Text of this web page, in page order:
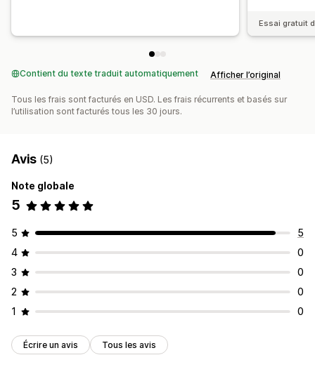
Essai gratuit
Contient du texte traduit automatiquement Afficher l’original
Tous les frais sont facturés en USD. Les frais récurrents et basés sur
l’utilisation sont facturés tous les 30 jours.
Avis (5)
Note globale
5
5
5
4
0
3
0
2
0
1
0
Écrire un avis Tous les avis